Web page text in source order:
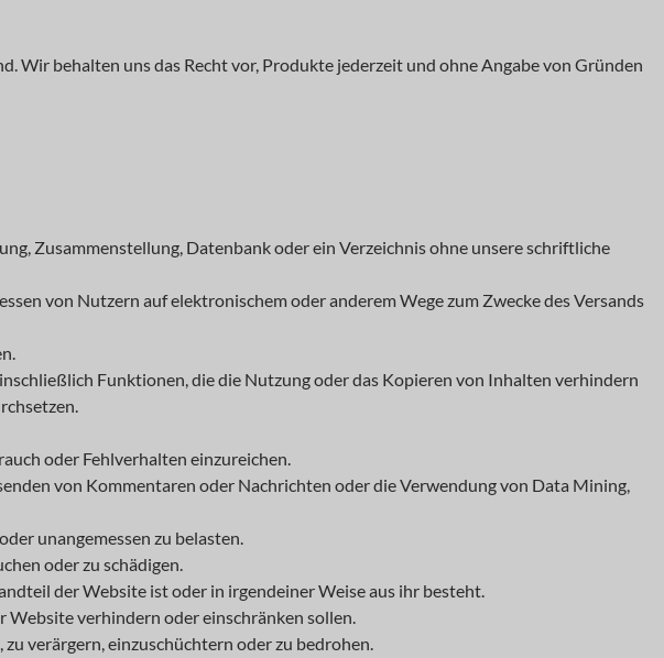
Wir behalten uns das Recht vor, Produkte jederzeit und ohne Angabe von Gründen
Zusammenstellung, Datenbank oder ein Verzeichnis ohne unsere schriftliche
von Nutzern auf elektronischem oder anderem Wege zum Zwecke des Versands
Funktionen, die die Nutzung oder das Kopieren von Inhalten verhindern
oder Fehlverhalten einzureichen.
von Kommentaren oder Nachrichten oder die Verwendung von Data Mining,
unangemessen zu belasten.
oder zu schädigen.
der Website ist oder in irgendeiner Weise aus ihr besteht.
Website verhindern oder einschränken sollen.
verärgern, einzuschüchtern oder zu bedrohen.